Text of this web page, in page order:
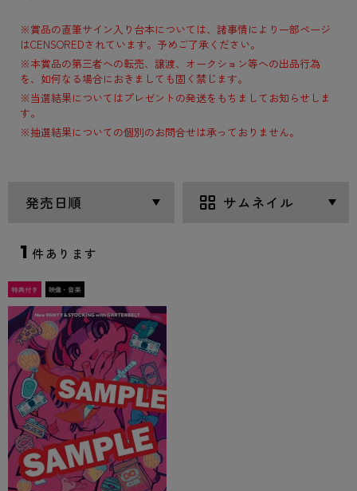
※賞品の直筆サイン入り台本については、諸事情により一部ページ
はCENSOREDされています。予めご了承ください。
※本賞品の第三者への転売、譲渡、オークション等への出品行為
を、如何なる場合におきましても固く禁じます。
※当選結果についてはプレゼントの発送をもちましてお知らせしま
す。
※抽選結果についての個別のお問合せは承っておりません。
1 件あります